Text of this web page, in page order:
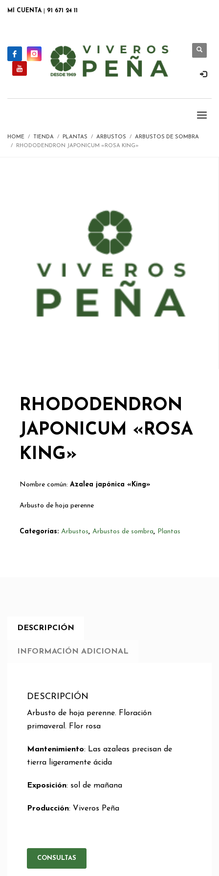
MI CUENTA 91 671 24 11
HOME TIENDA PLANTAS ARBUSTOS
ARBUSTOS DE SOMBRA
RHODODENDRON JAPONICUM «ROSA KING»
RHODODENDRON
JAPONICUM «ROSA
KING»
Nombre común: Azalea japónica «King»
Arbusto de hoja perenne
Categorías: Arbustos, Arbustos de sombra, Plantas
DESCRIPCIÓN
INFORMACIÓN ADICIONAL
DESCRIPCIÓN
Arbusto de hoja perenne. Floración
primaveral. Flor rosa
Mantenimiento: Las azaleas precisan de
tierra ligeramente ácida
Exposición: sol de mañana
Producción: Viveros Peña
CONSULTAS